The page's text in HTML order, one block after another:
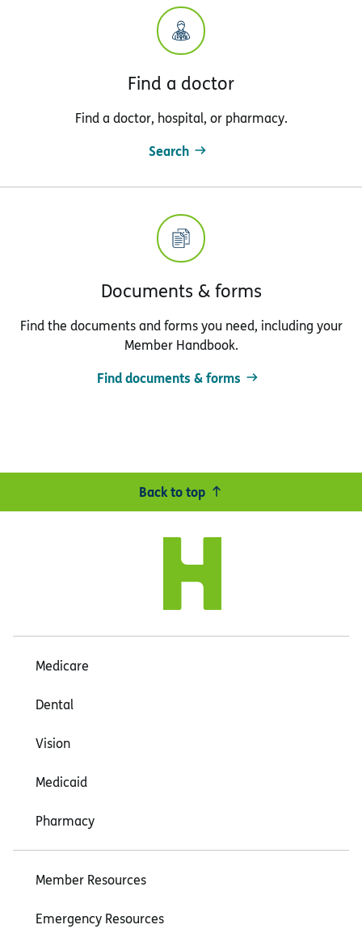
Find a doctor
Find a doctor, hospital, or pharmacy.
Search
Documents & forms
Find the documents and forms you need, including your
Member Handbook.
Find documents & forms
Back to top
Medicare
Dental
Vision
Medicaid
Pharmacy
Member Resources
Emergency Resources